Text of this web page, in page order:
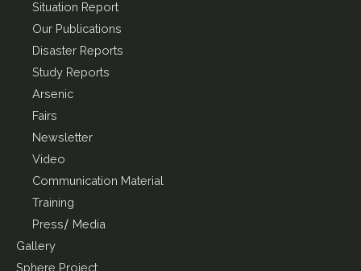
Situation Report
Our Publications
Disaster Reports
Study Reports
Arsenic
Fairs
Newsletter
Video
Communication Material
Training
Press/ Media
Gallery